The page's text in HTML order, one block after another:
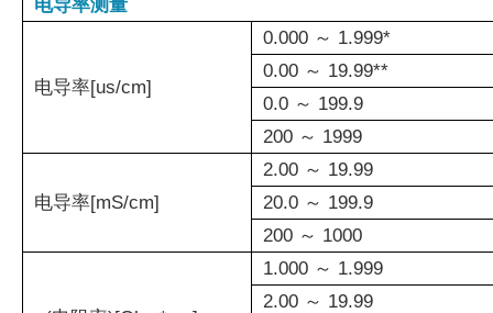
电导率测量
电导率[us/cm]
0.000 ～ 1.999*
0.00 ～ 19.99**
0.0 ～ 199.9
200 ～ 1999
电导率[mS/cm]
2.00 ～ 19.99
20.0 ～ 199.9
200 ～ 1000
1.000 ～ 1.999
2.00 ～ 19.99